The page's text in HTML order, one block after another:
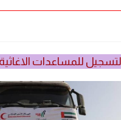
للمساعدات الاغاثية